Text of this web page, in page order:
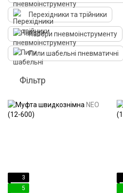
Перехідники та трійники
Набори пневмоінструменту
Пили шабельні пневматичні
Фільтр
3
5